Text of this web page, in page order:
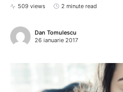
509 views 2 minute read
Dan Tomulescu
26 ianuarie 2017